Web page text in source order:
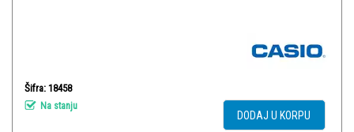
Šifra: 18458
Na stanju
DODAJ U KORPU